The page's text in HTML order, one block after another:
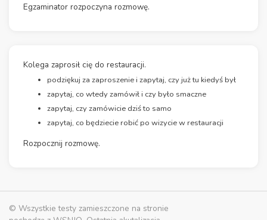
Egzaminator rozpoczyna rozmowę.
Kolega zaprosił cię do restauracji.
podziękuj za zaproszenie i zapytaj, czy już tu kiedyś był
zapytaj, co wtedy zamówił i czy było smaczne
zapytaj, czy zamówicie dziś to samo
zapytaj, co będziecie robić po wizycie w restauracji
Rozpocznij rozmowę.
© Wszystkie testy zamieszczone na stronie